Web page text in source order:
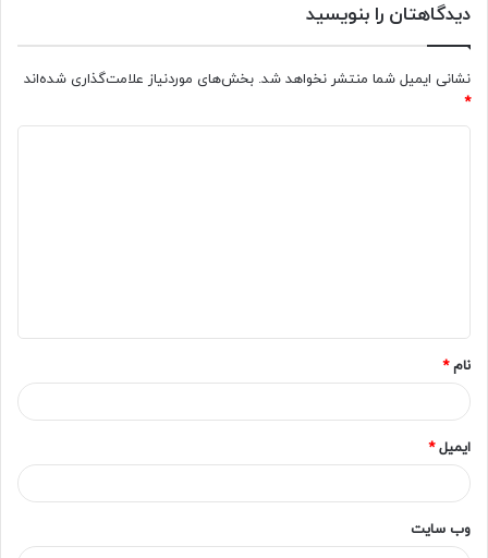
دیدگاهتان را بنویسید
نشانی ایمیل شما منتشر نخواهد شد. بخش‌های موردنیاز علامت‌گذاری شده‌اند
*
*
نام*
ایمیل*
وب‌ سایت